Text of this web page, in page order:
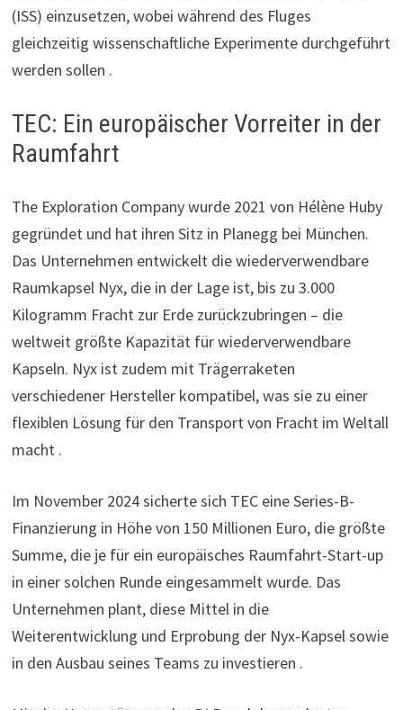
(ISS) einzusetzen, wobei während des Fluges
gleichzeitig wissenschaftliche Experimente durchgeführt
werden sollen .
TEC: Ein europäischer Vorreiter in der
Raumfahrt
The Exploration Company wurde 2021 von Hélène Huby
gegründet und hat ihren Sitz in Planegg bei München.
Das Unternehmen entwickelt die wiederverwendbare
Raumkapsel Nyx, die in der Lage ist, bis zu 3.000
Kilogramm Fracht zur Erde zurückzubringen – die
weltweit größte Kapazität für wiederverwendbare
Kapseln. Nyx ist zudem mit Trägerraketen
verschiedener Hersteller kompatibel, was sie zu einer
flexiblen Lösung für den Transport von Fracht im Weltall
macht .
Im November 2024 sicherte sich TEC eine Series-B-
Finanzierung in Höhe von 150 Millionen Euro, die größte
Summe, die je für ein europäisches Raumfahrt-Start-up
in einer solchen Runde eingesammelt wurde. Das
Unternehmen plant, diese Mittel in die
Weiterentwicklung und Erprobung der Nyx-Kapsel sowie
in den Ausbau seines Teams zu investieren .